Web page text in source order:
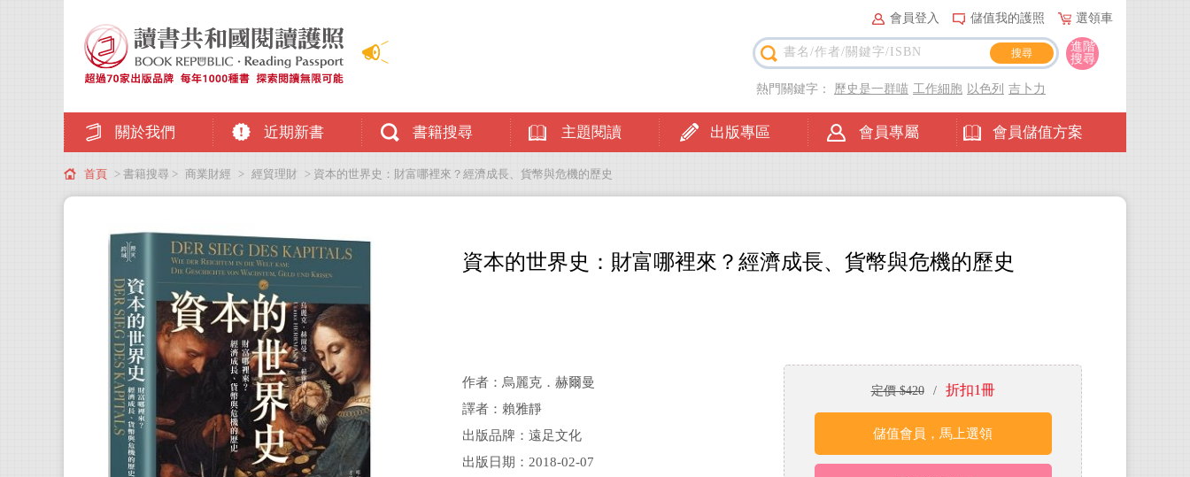
會員登入 儲值我的護照 選領車
關於我們 近期新書 書籍搜尋 主題閱讀 出版專區 會員專屬 會員儲值方案
進階
搜尋
熱門關鍵字： 歷史是一群喵 工作細胞 以色列 吉卜力
首頁 > 書籍搜尋 > 商業財經 > 經貿理財 > 資本的世界史：財富哪裡來？經濟成長、貨幣與危機的歷史
資本的世界史：財富哪裡來？經濟成長、貨幣與危機的歷史
作者：烏麗克．赫爾曼
譯者：賴雅靜
出版品牌：遠足文化
出版日期：2018-02-07
定價 $420 / 折扣1冊
儲值會員，馬上選領